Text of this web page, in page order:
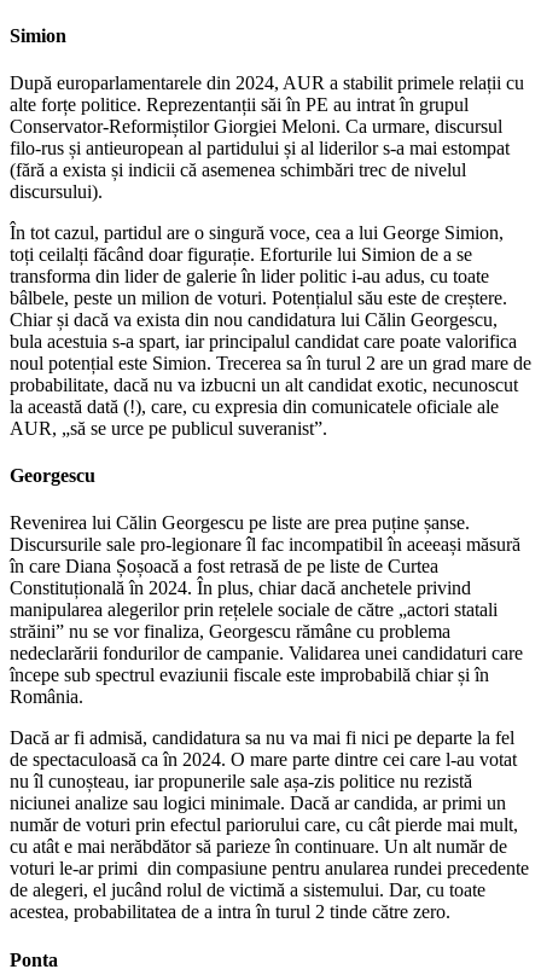
Simion
După europarlamentarele din 2024, AUR a stabilit primele relații cu
alte forțe politice. Reprezentanții săi în PE au intrat în grupul
Conservator-Reformiștilor Giorgiei Meloni. Ca urmare, discursul
filo-rus și antieuropean al partidului și al liderilor s-a mai estompat
(fără a exista și indicii că asemenea schimbări trec de nivelul
discursului).
În tot cazul, partidul are o singură voce, cea a lui George Simion,
toți ceilalți făcând doar figurație. Eforturile lui Simion de a se
transforma din lider de galerie în lider politic i-au adus, cu toate
bâlbele, peste un milion de voturi. Potențialul său este de creștere.
Chiar și dacă va exista din nou candidatura lui Călin Georgescu,
bula acestuia s-a spart, iar principalul candidat care poate valorifica
noul potențial este Simion. Trecerea sa în turul 2 are un grad mare de
probabilitate, dacă nu va izbucni un alt candidat exotic, necunoscut
la această dată (!), care, cu expresia din comunicatele oficiale ale
AUR, „să se urce pe publicul suveranist”.
Georgescu
Revenirea lui Călin Georgescu pe liste are prea puține șanse.
Discursurile sale pro-legionare îl fac incompatibil în aceeași măsură
în care Diana Șoșoacă a fost retrasă de pe liste de Curtea
Constituțională în 2024. În plus, chiar dacă anchetele privind
manipularea alegerilor prin rețelele sociale de către „actori statali
străini” nu se vor finaliza, Georgescu rămâne cu problema
nedeclarării fondurilor de campanie. Validarea unei candidaturi care
începe sub spectrul evaziunii fiscale este improbabilă chiar și în
România.
Dacă ar fi admisă, candidatura sa nu va mai fi nici pe departe la fel
de spectaculoasă ca în 2024. O mare parte dintre cei care l-au votat
nu îl cunoșteau, iar propunerile sale așa-zis politice nu rezistă
niciunei analize sau logici minimale. Dacă ar candida, ar primi un
număr de voturi prin efectul pariorului care, cu cât pierde mai mult,
cu atât e mai nerăbdător să parieze în continuare. Un alt număr de
voturi le-ar primi din compasiune pentru anularea rundei precedente
de alegeri, el jucând rolul de victimă a sistemului. Dar, cu toate
acestea, probabilitatea de a intra în turul 2 tinde către zero.
Ponta